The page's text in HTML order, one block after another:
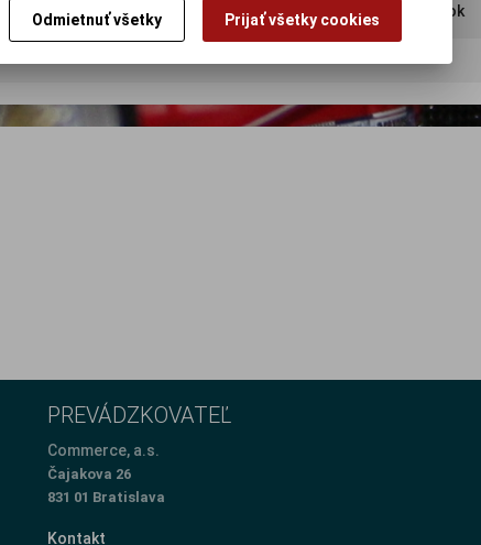
Doporučiť výrobok
PREVÁDZKOVATEĽ
Commerce, a.s.
Čajakova 26
831 01 Bratislava
Kontakt
Odmietnuť všetky Prijať všetky cookies